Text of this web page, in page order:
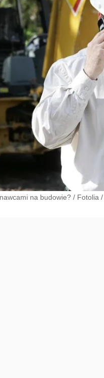
na budowie? / Fotolia /